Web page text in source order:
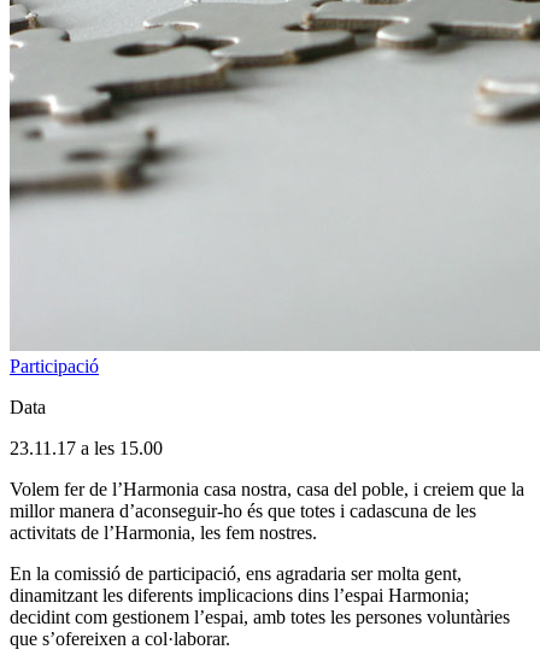
Participació
Data
23.11.17 a les 15.00
Volem fer de l’Harmonia casa nostra, casa del poble, i creiem que la
millor manera d’aconseguir-ho és que totes i cadascuna de les
activitats de l’Harmonia, les fem nostres.
En la comissió de participació, ens agradaria ser molta gent,
dinamitzant les diferents implicacions dins l’espai Harmonia;
decidint com gestionem l’espai, amb totes les persones voluntàries
que s’ofereixen a col·laborar.